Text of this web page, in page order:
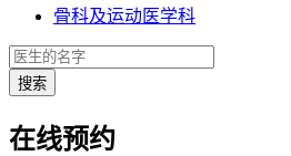
骨科及运动医学科
在线预约